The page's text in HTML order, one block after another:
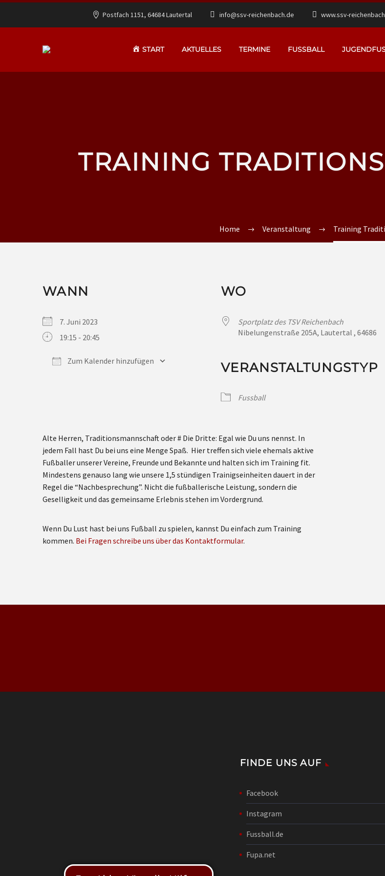
Postfach 1151, 64684 Lautertal info@ssv-reichenbach.de www.ssv-
START AKTUELLES TERMINE FUSSBALL
TRAINING
Home Veranstaltung Training
WANN
7. Juni 2023
19:15 - 20:45
Zum Kalender hinzufügen
WO
Sportplatz des TSV Reichenbach
Nibelungenstraße 205A, Lautertal , 64686
VERANSTALTUNGSTYP
Fussball
Alte Herren, Traditionsmannschaft oder # Die Dritte: Egal wie Du uns nennst. In
jedem Fall hast Du bei uns eine Menge Spaß. Hier treffen sich viele ehemals aktive
Fußballer unserer Vereine, Freunde und Bekannte und halten sich im Training fit.
Mindestens genauso lang wie unsere 1,5 stündigen Trainigseinheiten dauert in der
Regel die “Nachbesprechung”. Nicht die fußballerische Leistung, sondern die
Geselligkeit und das gemeinsame Erlebnis stehen im Vordergrund.
Wenn Du Lust hast bei uns Fußball zu spielen, kannst Du einfach zum Training
kommen. Bei Fragen schreibe uns über das Kontaktformular.
FINDE UNS AUF
Facebook
Instagram
Fussball.de
Fupa.net